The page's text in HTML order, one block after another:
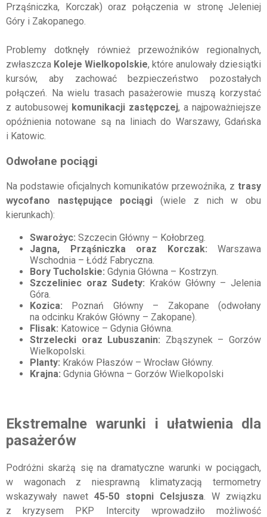
Prząśniczka, Korczak) oraz połączenia w stronę Jeleniej
Góry i Zakopanego.
Problemy dotknęły również przewoźników regionalnych,
zwłaszcza Koleje Wielkopolskie, które anulowały dziesiątki
kursów, aby zachować bezpieczeństwo pozostałych
połączeń. Na wielu trasach pasażerowie muszą korzystać
z autobusowej komunikacji zastępczej, a najpoważniejsze
opóźnienia notowane są na liniach do Warszawy, Gdańska
i Katowic.
Odwołane pociągi
Na podstawie oficjalnych komunikatów przewoźnika, z trasy
wycofano następujące pociągi (wiele z nich w obu
kierunkach):
Swarożyc: Szczecin Główny – Kołobrzeg.
Jagna, Prząśniczka oraz Korczak: Warszawa
Wschodnia – Łódź Fabryczna.
Bory Tucholskie: Gdynia Główna – Kostrzyn.
Szczeliniec oraz Sudety: Kraków Główny – Jelenia
Góra.
Kozica: Poznań Główny – Zakopane (odwołany
na odcinku Kraków Główny – Zakopane).
Flisak: Katowice – Gdynia Główna.
Strzelecki oraz Lubuszanin: Zbąszynek – Gorzów
Wielkopolski.
Planty: Kraków Płaszów – Wrocław Główny.
Krajna: Gdynia Główna – Gorzów Wielkopolski
Ekstremalne warunki i ułatwienia dla
pasażerów
Podróżni skarżą się na dramatyczne warunki w pociągach,
w wagonach z niesprawną klimatyzacją termometry
wskazywały nawet45-50 stopni Celsjusza . W związku
z kryzysem PKP Intercity wprowadziło możliwość